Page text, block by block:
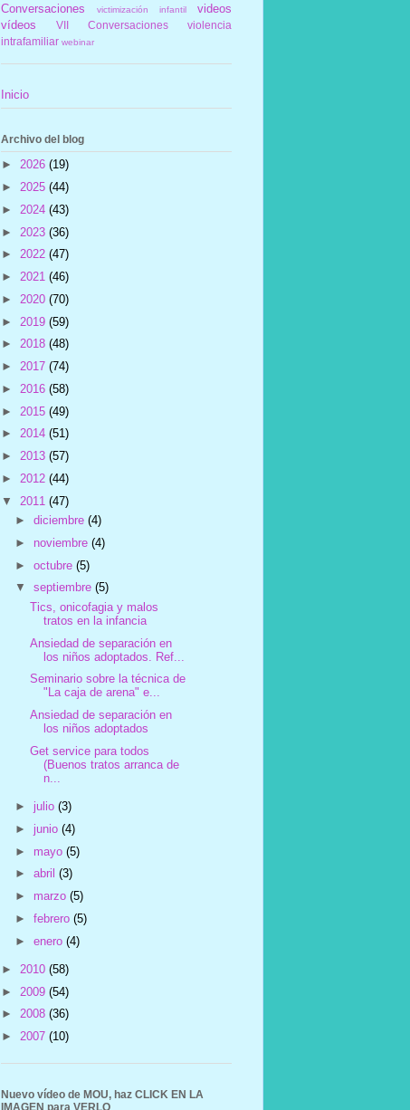
Conversaciones
victimización infantil
videos
vídeos
VII Conversaciones
violencia
intrafamiliar webinar
Inicio
Archivo del blog
► 2026 (19)
► 2025 (44)
► 2024 (43)
► 2023 (36)
► 2022 (47)
► 2021 (46)
► 2020 (70)
► 2019 (59)
► 2018 (48)
► 2017 (74)
► 2016 (58)
► 2015 (49)
► 2014 (51)
► 2013 (57)
► 2012 (44)
▼ 2011 (47)
►diciembre(4)
► noviembre(4)
►octubre(5)
▼septiembre(5)
Tics, onicofagia y malos
tratos en la infancia
Ansiedad de separación en
los niños adoptados. Ref...
Seminario sobre la técnica de
"La caja de arena" e...
Ansiedad de separación en
los niños adoptados
Get service para todos
(Buenos tratos arranca de
n...
►julio(3)
►junio(4)
► mayo(5)
►abril(3)
► marzo(5)
►febrero(5)
►enero(4)
► 2010 (58)
► 2009 (54)
► 2008 (36)
► 2007 (10)
Nuevo vídeo de MOU, haz CLICK EN LA
IMAGEN para VERLO